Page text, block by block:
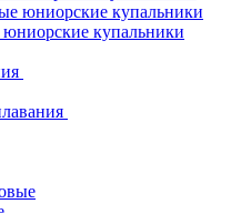
юниорские купальники
купальники